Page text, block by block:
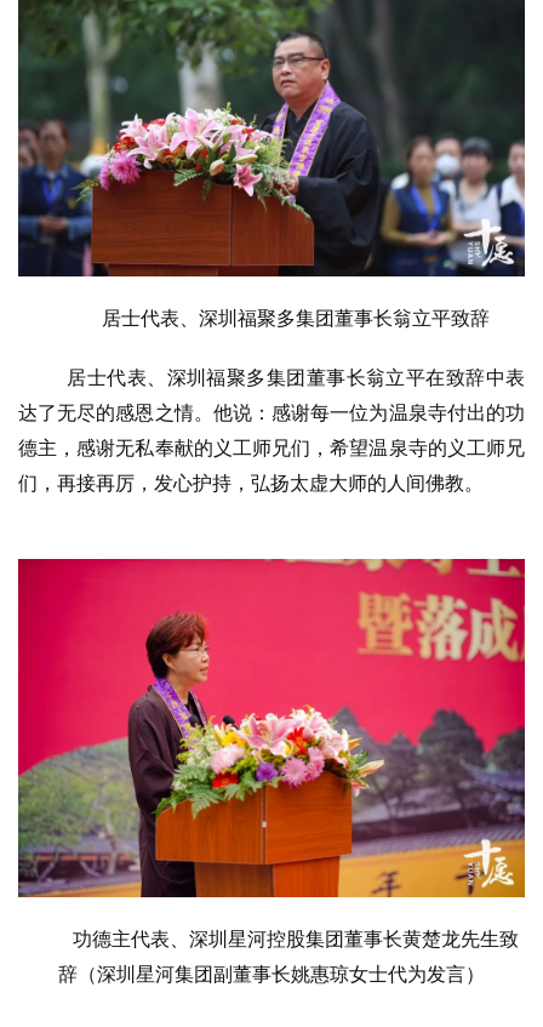
频
纪
录
佛
政
策
法
居士代表、深圳福聚多集团董事长翁立平致辞
居士代表、深圳福聚多集团董事长翁立平在致辞中表
达了无尽的感恩之情。他说：感谢每一位为温泉寺付出的功
德主，感谢无私奉献的义工师兄们，希望温泉寺的义工师兄
们，再接再厉，发心护持，弘扬太虚大师的人间佛教。
功德主代表、深圳星河控股集团董事长黄楚龙先生致
辞（深圳星河集团副董事长姚惠琼女士代为发言）